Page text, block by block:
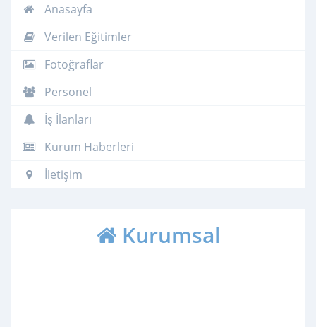
Anasayfa
Verilen Eğitimler
Fotoğraflar
Personel
İş İlanları
Kurum Haberleri
İletişim
Kurumsal